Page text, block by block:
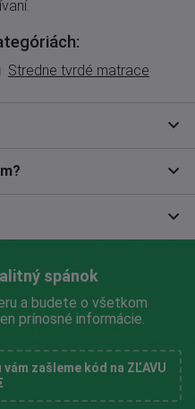
Stredne tvrdé matrace
spánok
a budete o všetkom
prínosné informácie.
zašleme kód na ZĽAVU